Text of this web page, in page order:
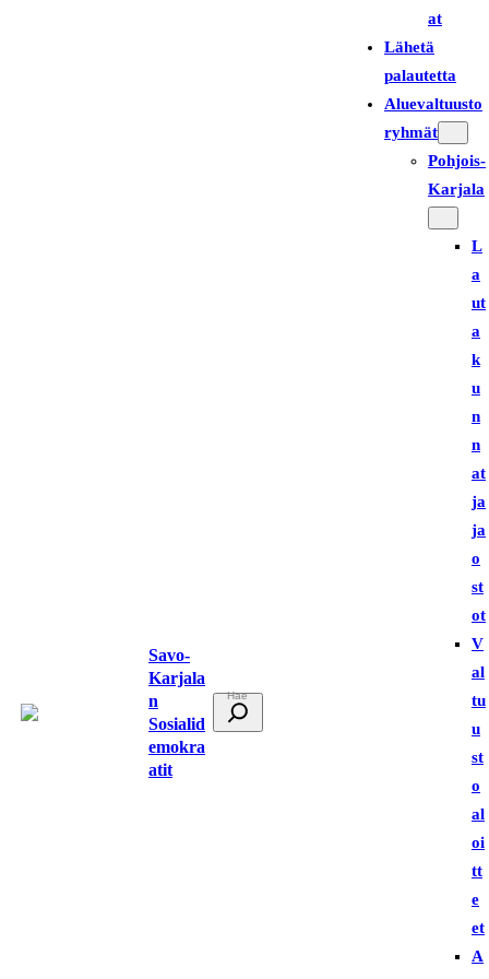
Savo-
Karjala
n
Sosialid
emokra
atit
t
at
Lähetä
palautetta
Aluevaltuusto
ryhmät
Pohjois-
Karjala
L
a
ut
a
k
u
n
n
at
ja
ja
o
st
ot
V
al
tu
u
st
o
al
oi
tt
e
et
A